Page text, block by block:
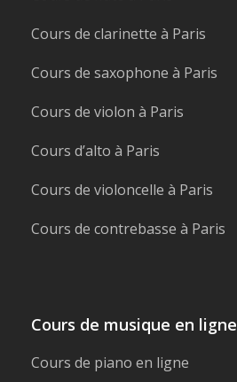
Cours de clarinette à Paris
Cours de saxophone à Paris
Cours de violon à Paris
Cours d’alto à Paris
Cours de violoncelle à Paris
Cours de contrebasse à Paris
Cours de musique en ligne
Cours de piano en ligne